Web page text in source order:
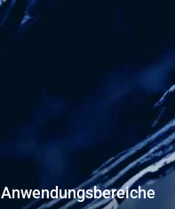
Anwendungsbereiche